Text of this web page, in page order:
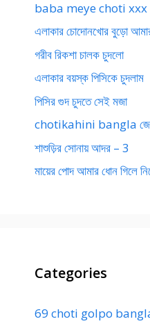
baba meye choti xxx
এলাকার চোদোনখোর বুড়ো
গরীব রিকশা চালক চুদলো
এলাকার বয়স্ক পিসিকে চুদলাম
পিসির গুদ চুদতে সেই মজা
chotikahini bangla
শাশুড়ির সোনায় আদর – 3
মায়ের পোদ আমার ধোন গিলে
Categories
69 choti golpo